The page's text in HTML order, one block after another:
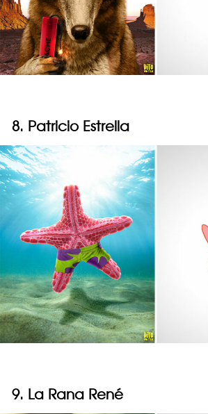
8. Patricio Estrella
9. La Rana René